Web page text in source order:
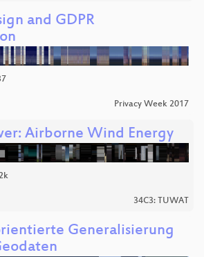
and GDPR
Privacy Week 2017
Airborne Wind Energy
34C3: TUWAT
Generalisierung